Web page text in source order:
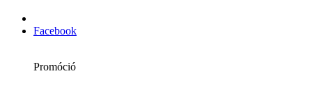
Facebook
Promóció